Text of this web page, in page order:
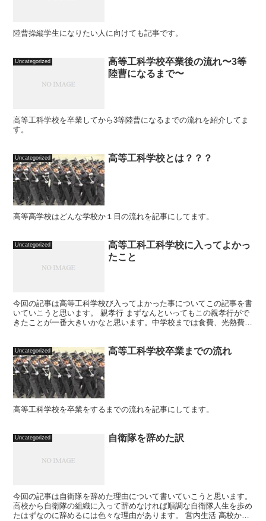
陸曹操縦学生になりたい人に向けても記事です。
Uncategorized
高等工科学校卒業後の流れ〜3等
陸曹になるまで〜
高等工科学校を卒業してから3等陸曹になるまでの流れを紹介してま
す。
Uncategorized 高等工科学校とは？？？
高等高学校はどんな学校か１日の流れを記事にしてます。
Uncategorized
高等工科工科学校に入ってよかっ
たこと
今回の記事は高等工科学校び入ってよかった事についてこの記事を書
いていこうと思います。 親孝行 まずなんといってもこの親孝行がで
きたことが一番大きいかなと思います。中学校までは食費、光熱費、
Uncategorized 高等工科学校卒業までの流れ
高等工科学校を卒業をするまでの流れを記事にしてます。
Uncategorized 自衛隊を辞めた訳
今回の記事は自衛隊を辞めた理由について書いていこうと思います。
高校から自衛隊の組織に入って辞めなければ順調な自衛隊人生を歩め
たはずなのに辞めるには色々な理由があります。 営内生活 高校から